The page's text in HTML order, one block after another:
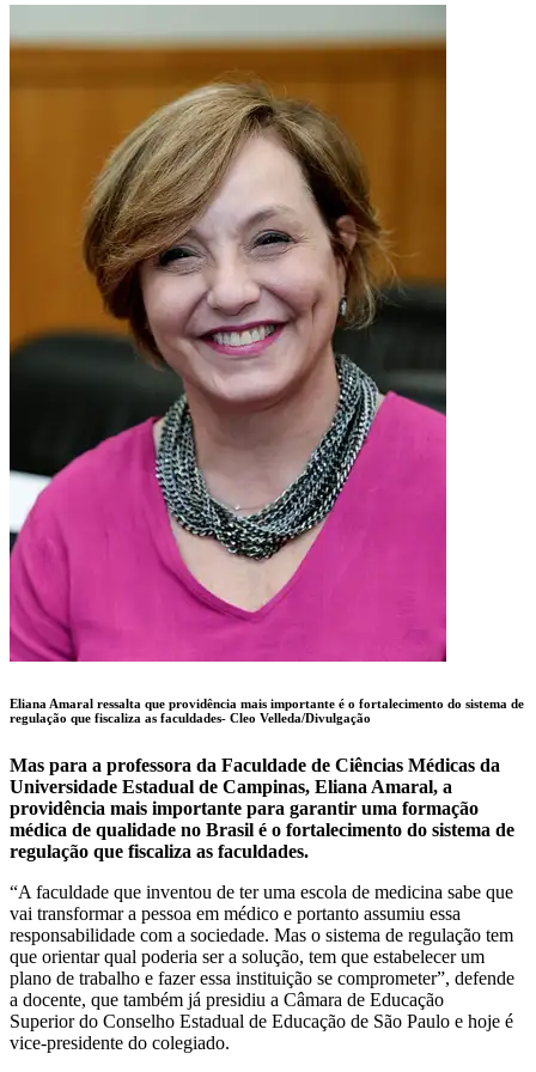
Eliana Amaral ressalta que providência mais importante é o fortalecimento do sistema de
regulação que fiscaliza as faculdades- Cleo Velleda/Divulgação
Mas para a professora da Faculdade de Ciências Médicas da
Universidade Estadual de Campinas, Eliana Amaral, a
providência mais importante para garantir uma formação
médica de qualidade no Brasil é o fortalecimento do sistema de
regulação que fiscaliza as faculdades.
“A faculdade que inventou de ter uma escola de medicina sabe que
vai transformar a pessoa em médico e portanto assumiu essa
responsabilidade com a sociedade. Mas o sistema de regulação tem
que orientar qual poderia ser a solução, tem que estabelecer um
plano de trabalho e fazer essa instituição se comprometer”, defende
a docente, que também já presidiu a Câmara de Educação
Superior do Conselho Estadual de Educação de São Paulo e hoje é
vice-presidente do colegiado.